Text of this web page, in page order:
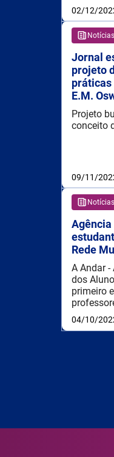
02/12/
Notícias
Jornal
projeto
práticas
E.M.
Projeto
conceito
09/11/
Notícias
Rede
A Andar
dos
primeiro
04/10/